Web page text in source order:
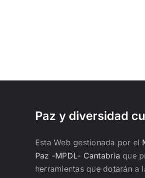
Paz y diversidad
Esta Web gestionada por el
Paz -MPDL- Cantabria que
herramientas que dotarán a